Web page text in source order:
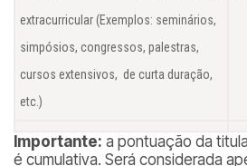
extracurricular (Exemplos: seminários,
simpósios, congressos, palestras,
cursos extensivos, de curta duração,
etc.)
Importante: a pontuação da
é cumulativa. Será considerada